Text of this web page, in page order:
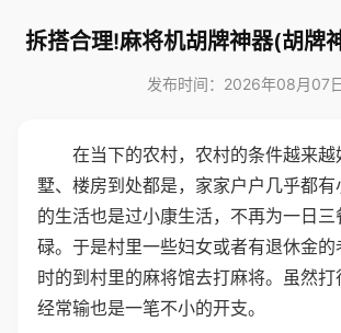
拆搭合理!麻将机胡牌神器(胡牌
发布时间：2026年08月07
在当下的农村，农村的条件越来越
墅、楼房到处都是，家家户户几乎都有
的生活也是过小康生活，不再为一日三
碌。于是村里一些妇女或者有退休金的
时的到村里的麻将馆去打麻将。虽然打
经常输也是一笔不小的开支。